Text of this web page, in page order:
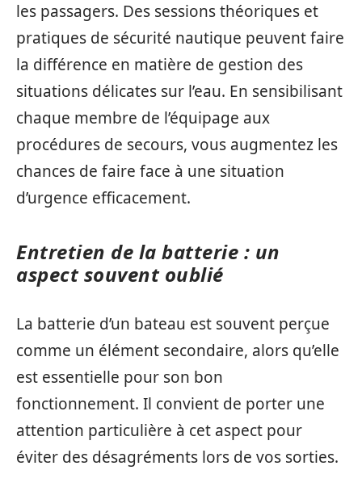
les passagers. Des sessions théoriques et
pratiques de sécurité nautique peuvent faire
la différence en matière de gestion des
situations délicates sur l’eau. En sensibilisant
chaque membre de l’équipage aux
procédures de secours, vous augmentez les
chances de faire face à une situation
d’urgence efficacement.
Entretien de la batterie : un
aspect souvent oublié
La batterie d’un bateau est souvent perçue
comme un élément secondaire, alors qu’elle
est essentielle pour son bon
fonctionnement. Il convient de porter une
attention particulière à cet aspect pour
éviter des désagréments lors de vos sorties.